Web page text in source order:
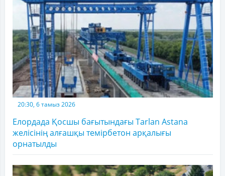
20:30, 6 тамыз 2026
Елордада Қосшы бағытындағы Tarlan Astana
желісінің алғашқы темірбетон арқалығы
орнатылды